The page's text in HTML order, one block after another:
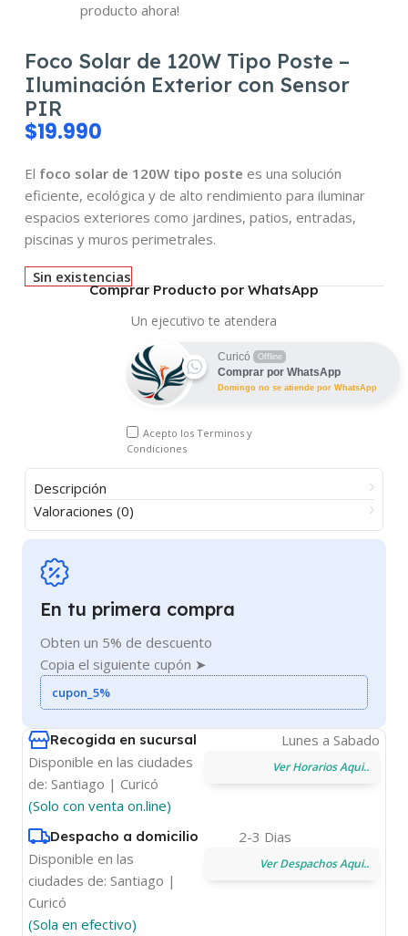
producto ahora!
Foco Solar de 120W Tipo Poste –
Iluminación Exterior con Sensor
PIR
$19.990
El foco solar de 120W tipo poste es una solución
eficiente, ecológica y de alto rendimiento para iluminar
espacios exteriores como jardines, patios, entradas,
piscinas y muros perimetrales.
Sin existencias
Comprar Producto por WhatsApp
Un ejecutivo te atendera
Curicó Offline
Comprar por WhatsApp
Domingo no se atiende por WhatsApp
Acepto losTerminos y
Condiciones
Descripción
Valoraciones (0)
En tu primera compra
Obten un 5% de descuento
Copia el siguiente cupón ➤
cupon_5%
Recogida en sucursal
Disponible en las ciudades
de: Santiago | Curicó
(Solo con venta on.line)
Ver Horarios Aqui..
Lunes a Sabado
Despacho a domicilio
Disponible en las
ciudades de: Santiago |
Curicó
(Sola en efectivo)
2-3 Dias
Ver Despachos Aqui..